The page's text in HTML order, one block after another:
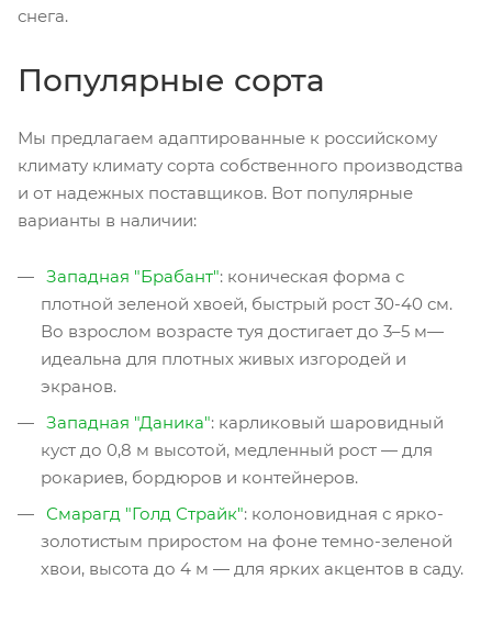
снега.
Популярные сорта
Мы предлагаем адаптированные к российскому
климату климату сорта собственного производства
и от надежных поставщиков. Вот популярные
варианты в наличии:
Западная "Брабант": коническая форма с
плотной зеленой хвоей, быстрый рост 30-40 см.
Во взрослом возрасте туя достигает до 3–5 м—
идеальна для плотных живых изгородей и
экранов.
Западная "Даника": карликовый шаровидный
куст до 0,8 м высотой, медленный рост — для
рокариев, бордюров и контейнеров.
Смарагд "Голд Страйк": колоновидная с ярко-
золотистым приростом на фоне темно-зеленой
хвои, высота до 4 м — для ярких акцентов в саду.